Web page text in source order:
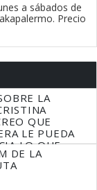
a sábados de
Precio
LA
QUE
LE PUEDA
LO QUE
DE LA